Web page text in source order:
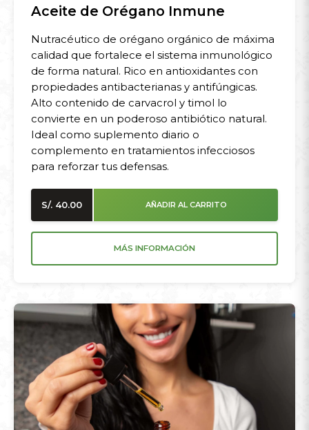
Aceite de Orégano Inmune
Nutracéutico de orégano orgánico de máxima
calidad que fortalece el sistema inmunológico
de forma natural. Rico en antioxidantes con
propiedades antibacterianas y antifúngicas.
Alto contenido de carvacrol y timol lo
convierte en un poderoso antibiótico natural.
Ideal como suplemento diario o
complemento en tratamientos infecciosos
para reforzar tus defensas.
S/. 40.00 AÑADIR AL CARRITO
MÁS INFORMACIÓN